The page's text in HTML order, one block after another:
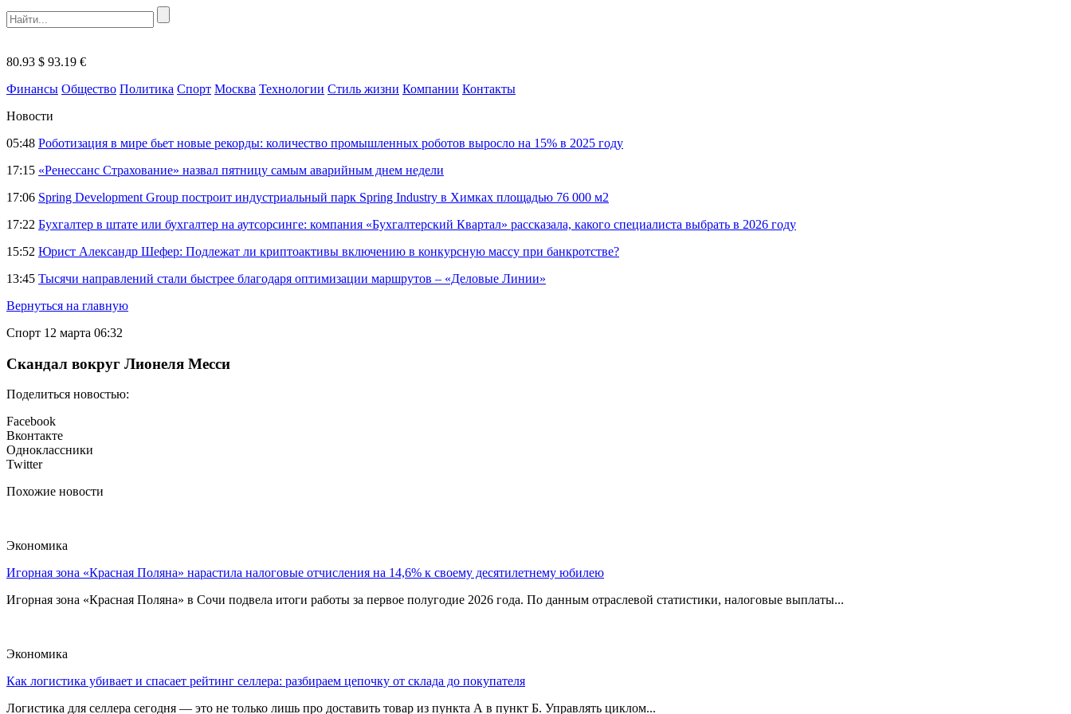
80.93 $ 93.19 €
Финансы Общество Политика Спорт Москва Технологии Стиль жизни Компании Контакты
Новости
05:48 Роботизация в мире бьет новые рекорды: количество промышленных роботов выросло на 15% в 2025 году
17:15 «Ренессанс Страхование» назвал пятницу самым аварийным днем недели
17:06 Spring Development Group построит индустриальный парк Spring Industry в Химках площадью 76 000 м2
17:22 Бухгалтер в штате или бухгалтер на аутсорсинге: компания «Бухгалтерский Квартал» рассказала, какого специалиста выбрать в 2026 году
15:52 Юрист Александр Шефер: Подлежат ли криптоактивы включению в конкурсную массу при банкротстве?
13:45 Тысячи направлений стали быстрее благодаря оптимизации маршрутов – «Деловые Линии»
Вернуться на главную
Спорт 12 марта 06:32
Скандал вокруг Лионеля Месси
Поделиться новостью:
Facebook
Вконтакте
Одноклассники
Twitter
Похожие новости
Экономика
Игорная зона «Красная Поляна» нарастила налоговые отчисления на 14,6% к своему десятилетнему юбилею
Игорная зона «Красная Поляна» в Сочи подвела итоги работы за первое полугодие 2026 года. По данным отраслевой статистики, налоговые выплаты...
Экономика
Как логистика убивает и спасает рейтинг селлера: разбираем цепочку от склада до покупателя
Логистика для селлера сегодня — это не только лишь про доставить товар из пункта А в пункт Б. Управлять циклом...